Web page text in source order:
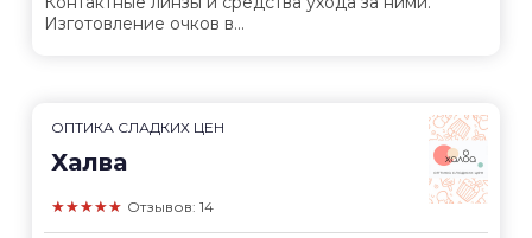
Изготовление очков в...
ОПТИКА СЛАДКИХ ЦЕН
Халва
★★★★★ Отзывов: 14